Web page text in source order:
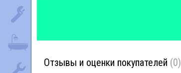
Отзывы и оценки покупателей (0)